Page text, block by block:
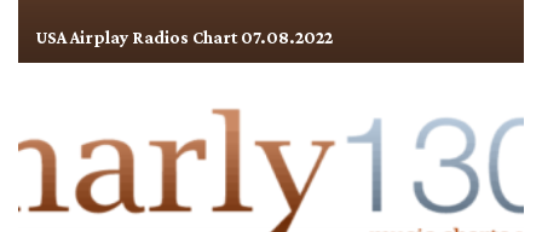
USA Airplay Radios Chart 07.08.2022